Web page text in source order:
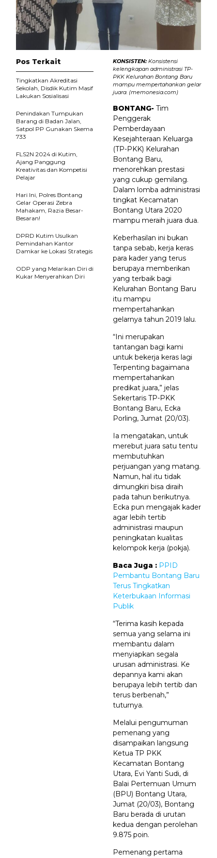
KONSISTEN: Konsistensi
kelengkapan administrasi TP-
PKK Kelurahan Bontang Baru
mampu mempertahankan gelar
juara. (memonesia.com)
BONTANG- Tim
Penggerak
Pemberdayaan
Kesejahteraan Keluarga
(TP-PKK) Kelurahan
Bontang Baru,
menorehkan prestasi
yang cukup gemilang.
Dalam lomba administrasi
tingkat Kecamatan
Bontang Utara 2020
mampu meraih juara dua.
Keberhasilan ini bukan
tanpa sebab, kerja keras
para kader yang terus
berupaya memberikan
yang terbaik bagi
Kelurahan Bontang Baru
itu mampu
mempertahankan
gelarnya tahun 2019 lalu.
“Ini merupakan
tantangan bagi kami
untuk bekerja keras lagi
Terpenting bagaimana
mempertahankan
predikat juara,” jelas
Sekertaris TP-PKK
Bontang Baru, Ecka
Porling, Jumat (20/03).
Ia mengatakan, untuk
merebut juara satu tentu
membutuhkan
perjuangan yang matang.
Namun, hal itu tidak
dimungkiri bisa diraih
pada tahun berikutnya.
Ecka pun mengajak kader
agar lebih tertib
administrasi maupun
peningkatan kualitas
kelompok kerja (pokja).
Baca Juga : PPID
Pembantu Bontang Baru
Terus Tingkatkan
Keterbukaan Informasi
Publik
“Terima kasih kepada
semua yang selama ini
membantu dalam
menyiapkan segala
urusan administrasi. Ke
depannya kami akan
berupaya lebih tertib dan
terus berbenah,”
tuturnya.
Melalui pengumuman
pemenang yang
disampaikan langsung
Ketua TP PKK
Kecamatan Bontang
Utara, Evi Yanti Sudi, di
Balai Pertemuan Umum
(BPU) Bontang Utara,
Jumat (20/03), Bontang
Baru berada di urutan
kedua dengan perolehan
9.875 poin.
Pemenang pertama
Pos Terkait
Tingkatkan Akreditasi
Sekolah, Disdik Kutim Masif
Lakukan Sosialisasi
Penindakan Tumpukan
Barang di Badan Jalan,
Satpol PP Gunakan Skema
733
FLS2N 2024 di Kutim,
Ajang Panggung
Kreativitas dan Kompetisi
Pelajar
Hari Ini, Polres Bontang
Gelar Operasi Zebra
Mahakam, Razia Besar-
Besaran!
DPRD Kutim Usulkan
Pemindahan Kantor
Damkar ke Lokasi Strategis
ODP yang Melarikan Diri di
Kukar Menyerahkan Diri